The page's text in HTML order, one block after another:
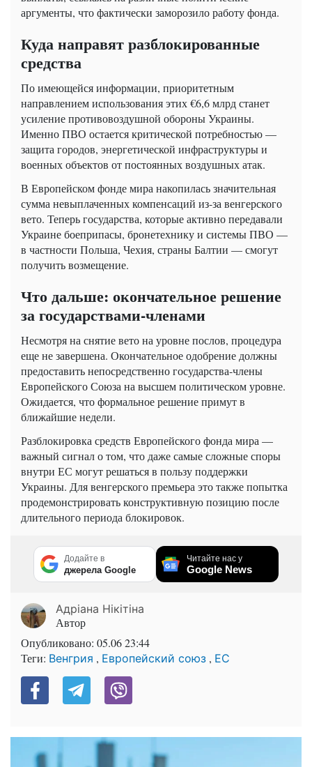
аргументы, что фактически заморозило работу фонда.
Куда направят разблокированные
средства
По имеющейся информации, приоритетным
направлением использования этих €6,6 млрд станет
усиление противовоздушной обороны Украины.
Именно ПВО остается критической потребностью —
защита городов, энергетической инфраструктуры и
военных объектов от постоянных воздушных атак.
В Европейском фонде мира накопилась значительная
сумма невыплаченных компенсаций из-за венгерского
вето. Теперь государства, которые активно передавали
Украине боеприпасы, бронетехнику и системы ПВО —
в частности Польша, Чехия, страны Балтии — смогут
получить возмещение.
Что дальше: окончательное решение
за государствами-членами
Несмотря на снятие вето на уровне послов, процедура
еще не завершена. Окончательное одобрение должны
предоставить непосредственно государства-члены
Европейского Союза на высшем политическом уровне.
Ожидается, что формальное решение примут в
ближайшие недели.
Разблокировка средств Европейского фонда мира —
важный сигнал о том, что даже самые сложные споры
внутри ЕС могут решаться в пользу поддержки
Украины. Для венгерского премьера это также попытка
продемонстрировать конструктивную позицию после
длительного периода блокировок.
Додайте в
джерела Google
Читайте нас у
Google News
Адріана Нікітіна
Автор
Опубликовано: 05.06 23:44
Теги: Венгрия , Европейский союз , ЕС